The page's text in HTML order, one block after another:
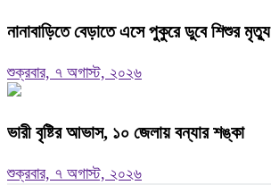
নানাবাড়িতে বেড়াতে এসে পুকুরে ডুবে শিশুর মৃত্যু
শুক্রবার, ৭ অগাস্ট, ২০২৬
ভারী বৃষ্টির আভাস, ১০ জেলায় বন্যার শঙ্কা
শুক্রবার, ৭ অগাস্ট, ২০২৬